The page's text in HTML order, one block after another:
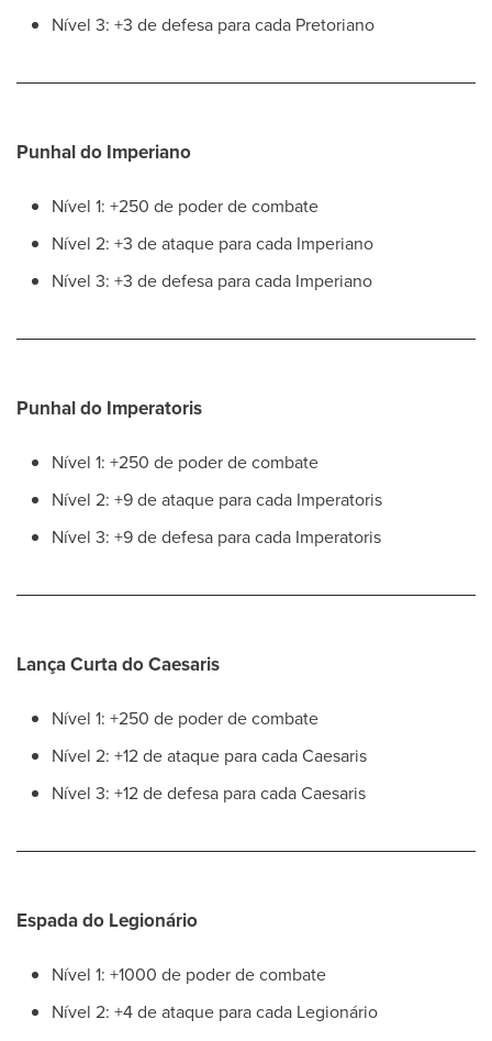
Nível 3: +3 de defesa para cada Pretoriano
Punhal do Imperiano
Nível 1: +250 de poder de combate
Nível 2: +3 de ataque para cada Imperiano
Nível 3: +3 de defesa para cada Imperiano
Punhal do Imperatoris
Nível 1: +250 de poder de combate
Nível 2: +9 de ataque para cada Imperatoris
Nível 3: +9 de defesa para cada Imperatoris
Lança Curta do Caesaris
Nível 1: +250 de poder de combate
Nível 2: +12 de ataque para cada Caesaris
Nível 3: +12 de defesa para cada Caesaris
Espada do Legionário
Nível 1: +1000 de poder de combate
Nível 2: +4 de ataque para cada Legionário